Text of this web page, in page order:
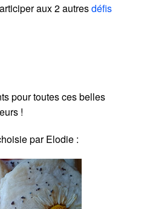
aux 2 autresdéfis
pour toutes ces belles
!
par Elodie :